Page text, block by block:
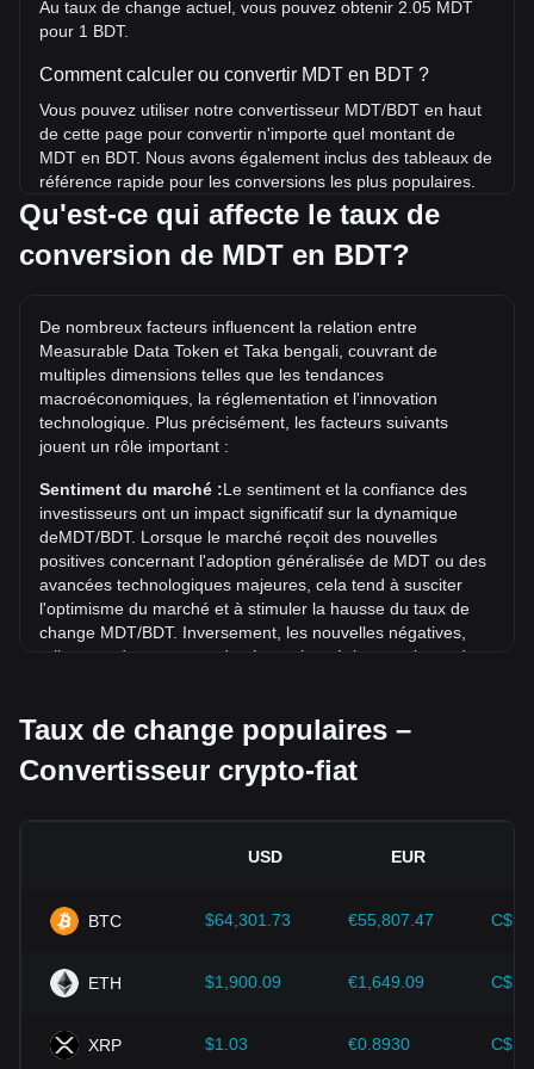
Au taux de change actuel, vous pouvez obtenir 2.05 MDT
pour 1 BDT.
Comment calculer ou convertir MDT en BDT ?
Vous pouvez utiliser notre convertisseur MDT/BDT en haut
de cette page pour convertir n'importe quel montant de
MDT en BDT. Nous avons également inclus des tableaux de
référence rapide pour les conversions les plus populaires.
Par exemple, 5 BDT équivalent à 10.26 MDT, tandis que
5 MDT coûtent environ 2.44BDT.
৳106.22. Il reste à voir si la valeur de 1 MDT/BDT dépassera
le record historique actuel.
Quelle est la tendance des prix de en BDT ?
Au cours des 7 derniers jours, le taux de change de
Measurable Data Token (MDT) a augmenté de 5.12%. Au
cours du mois dernier, le taux de change de Measurable
Data Token (MDT) a augmenté de 29.03% par rapport à
Taka bengali (BDT).
Qu'est-ce qui affecte le taux de
conversion de MDT en BDT?
De nombreux facteurs influencent la relation entre
Measurable Data Token et Taka bengali, couvrant de
multiples dimensions telles que les tendances
macroéconomiques, la réglementation et l'innovation
technologique. Plus précisément, les facteurs suivants
jouent un rôle important :
Sentiment du marché :Le sentiment et la confiance des
investisseurs ont un impact significatif sur la dynamique
deMDT/BDT. Lorsque le marché reçoit des nouvelles
positives concernant l'adoption généralisée de MDT ou des
avancées technologiques majeures, cela tend à susciter
l'optimisme du marché et à stimuler la hausse du taux de
change MDT/BDT. Inversement, les nouvelles négatives,
telles que des mesures de répression réglementaire et des
MDT/BDT.
Environnement réglementaire :Les politiques et
fiat traditionnelles telles que le dollar américain. Des
confiance des investisseurs dans les cryptomonnaies et
faire grimper leur valeur. À l'inverse, des politiques
développement des cryptomonnaies et faire chuter leur
Indicateurs économiques :
Les facteurs
Taux de change populaires –
Convertisseur crypto-fiat
USD EUR
BTC $64,301.73 €55,807.47
ETH $1,900.09 €1,649.09
XRP $1.03 €0.8930